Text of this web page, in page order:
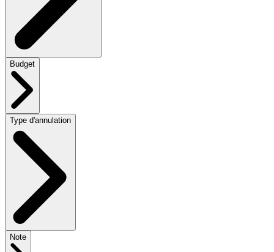
Budget
Type d'annulation
Note